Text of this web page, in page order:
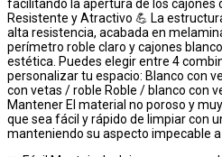
facilitando la apertura de los cajones
Resistente y Atractivo 💪 La
alta resistencia, acabada en
perímetro roble claro y cajones
estética. Puedes elegir entre 4
personalizar tu espacio: Blanco con
con vetas / roble Roble / blanco con
Mantener El material no poroso y
que sea fácil y rápido de limpiar con
manteniendo su aspecto impecable a